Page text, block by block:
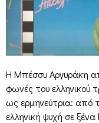
Η Μπέσσυ Αργυράκη
φωνές του ελληνικού
ως ερμηνεύτρια: από
ελληνική ψυχή σε